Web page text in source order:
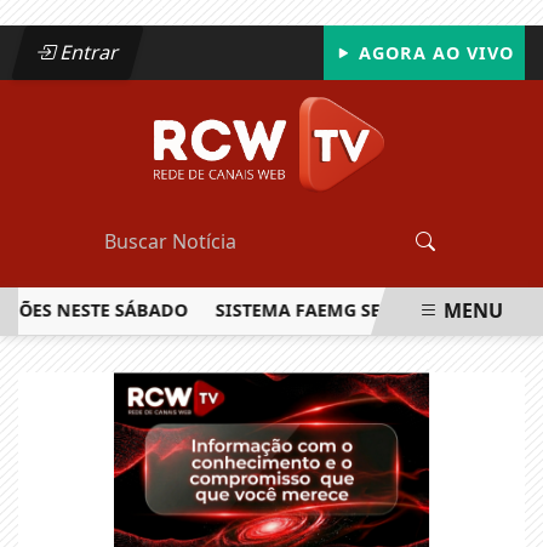
Entrar AGORA AO VIVO
SÁBADO SISTEMA FAEMG SENAR LANÇA OMENU